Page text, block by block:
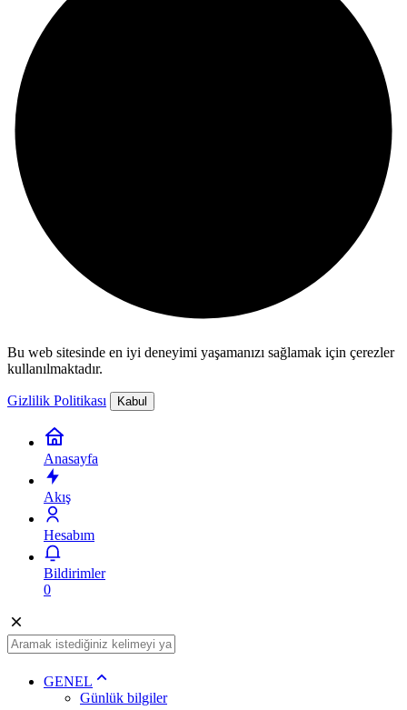
Bu web sitesinde en iyi deneyimi yaşamanızı sağlamak için çerezler
kullanılmaktadır.
Gizlilik Politikası Kabul
Anasayfa
Akış
Hesabım
Bildirimler
0
GENEL
Günlük bilgiler